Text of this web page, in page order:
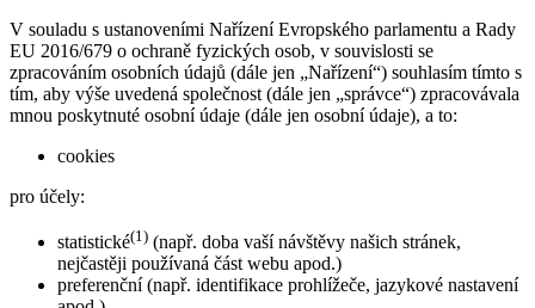
V souladu s ustanoveními Nařízení Evropského parlamentu a Rady
EU 2016/679 o ochraně fyzických osob, v souvislosti se
zpracováním osobních údajů (dále jen „Nařízení“) souhlasím tímto s
tím, aby výše uvedená společnost (dále jen „správce“) zpracovávala
mnou poskytnuté osobní údaje (dále jen osobní údaje), a to:
cookies
pro účely:
statistické(1) (např. doba vaší návštěvy našich stránek,
nejčastěji používaná část webu apod.)
preferenční (např. identifikace prohlížeče, jazykové nastavení